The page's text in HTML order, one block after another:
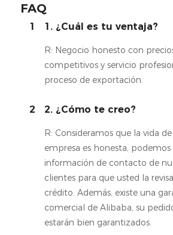
FAQ
1 1. ¿Cuál es tu ventaja?
R: Negocio honesto con
competitivos y servicio
proceso de exportación.
2 2. ¿Cómo te creo?
R: Consideramos que la vida
empresa es honesta,
información de contacto de
clientes para que usted la
crédito. Además, existe una
comercial de Alibaba, su
estarán bien garantizados.